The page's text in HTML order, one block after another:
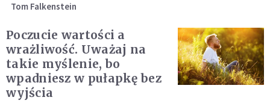
Tom Falkenstein
Poczucie wartości a
wrażliwość. Uważaj na
takie myślenie, bo
wpadniesz w pułapkę bez
wyjścia